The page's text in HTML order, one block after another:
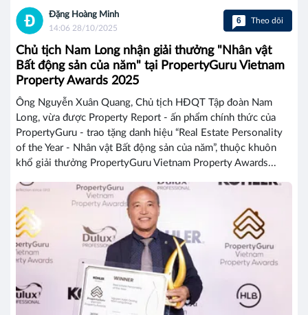
Đặng Hoàng Minh
14:06 28/10/2025
6 Theo dõi
Chủ tịch Nam Long nhận giải thưởng "Nhân vật
Bất động sản của năm" tại PropertyGuru Vietnam
Property Awards 2025
Ông Nguyễn Xuân Quang, Chủ tịch HĐQT Tập đoàn Nam
Long, vừa được Property Report - ấn phẩm chính thức của
PropertyGuru - trao tặng danh hiệu “Real Estate Personality
of the Year - Nhân vật Bất động sản của năm”, thuộc khuôn
khổ giải thưởng PropertyGuru Vietnam Property Awards...